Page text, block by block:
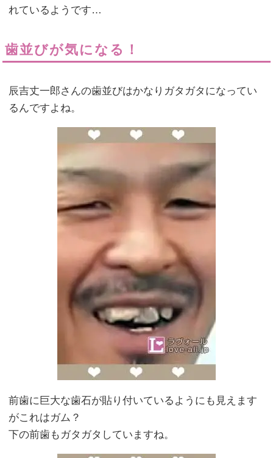
れているようです…
歯並びが気になる！
辰吉丈一郎さんの歯並びはかなりガタガタになってい
るんですよね。
前歯に巨大な歯石が貼り付いているようにも見えます
がこれはガム？
下の前歯もガタガタしていますね。